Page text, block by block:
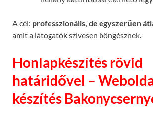
A cél: professzionális, de egyszerűen
amit a látogatók szívesen böngésznek.
Honlapkészítés rövid
határidővel –
készítés